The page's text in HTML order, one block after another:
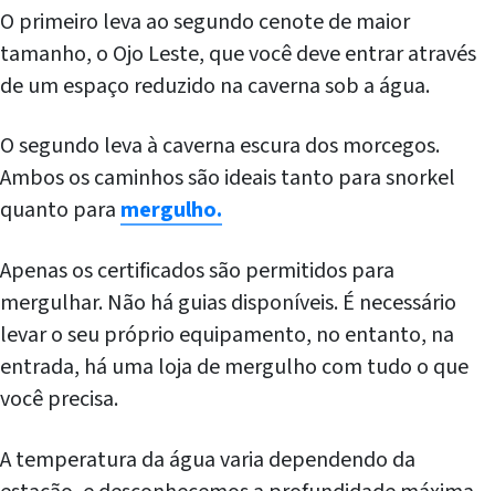
O primeiro leva ao segundo cenote de maior
tamanho, o Ojo Leste, que você deve entrar através
de um espaço reduzido na caverna sob a água.
O segundo leva à caverna escura dos morcegos.
Ambos os caminhos são ideais tanto para snorkel
quanto para mergulho.
Apenas os certificados são permitidos para
mergulhar. Não há guias disponíveis. É necessário
levar o seu próprio equipamento, no entanto, na
entrada, há uma loja de mergulho com tudo o que
você precisa.
A temperatura da água varia dependendo da